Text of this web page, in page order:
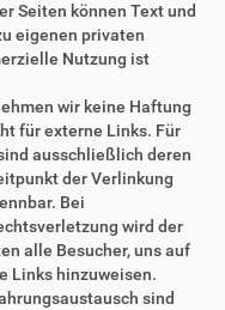
Seiten können Text und
eigenen privaten
Nutzung ist
wir keine Haftung
für externe Links. Für
ausschließlich deren
der Verlinkung
Bei
wird der
alle Besucher, uns auf
Links hinzuweisen.
sind